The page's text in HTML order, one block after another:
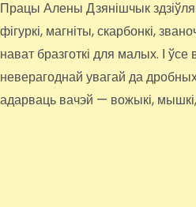
Працы Алены Дзянішчык
фігуркі, магніты, скарбонкі,
нават бразготкі для малых. І
неверагоднай увагай да
адарваць вачэй — вожыкі,